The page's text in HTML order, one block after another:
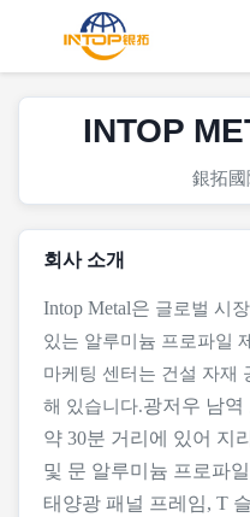
INTOP
銀拓
회사 소개
Intop Metal은 글로벌 시
있는 알루미늄 프로파일
마케팅 센터는 건설 자재
해 있습니다.광저우 남역
약 30분 거리에 있어 지
및 문 알루미늄 프로파
태양광 패널 프레임, T